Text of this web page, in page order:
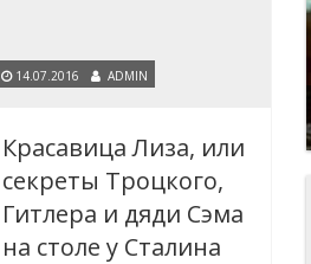
14.07.2016 ADMIN
Красавица Лиза, или
секреты Троцкого,
Гитлера и дяди Сэма
на столе у Сталина